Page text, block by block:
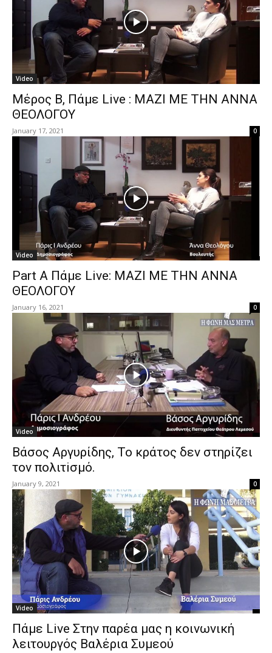
Video
Μέρος Β, Πάμε Live : ΜΑΖΙ ΜΕ ΤΗΝ ΑΝΝΑ
ΘΕΟΛΟΓΟΥ
January 17, 2021 0
Video
Part A Πάμε Live: ΜΑΖΙ ΜΕ ΤΗΝ ΑΝΝΑ
ΘΕΟΛΟΓΟΥ
January 16, 2021 0
Video
Βάσος Αργυρίδης, Το κράτος δεν στηρίζει
τον πολιτiσμό.
January 9, 2021 0
Video
Πάμε Live Στην παρέα μας η κοινωνική
λειτουργός Βαλέρια Συμεού